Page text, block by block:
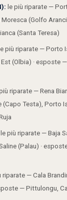
le più riparate —
Moresca (Golfo
(Santa Teresa)
le più riparate — Porto
(Olbia) · esposte
riparate — Rena
(Capo Testa), Porto
le più riparate — Baja
(Palau) ·
riparate — Cala
— Pittulongu,